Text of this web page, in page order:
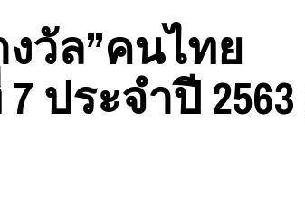
วัล”คนไทย
ประจำปี